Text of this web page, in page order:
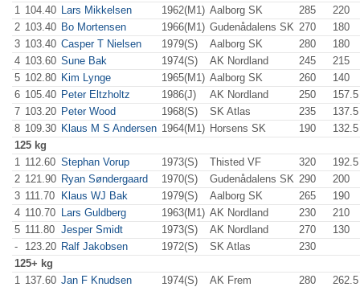
1 104.40 Lars Mikkelsen 1962(M1) Aalborg SK 285 220
2 103.40 Bo Mortensen 1966(M1) Gudenådalens SK 270 180
3 103.40 Casper T Nielsen 1979(S) Aalborg SK 280 180
4 103.60 Sune Bak 1974(S) AK Nordland 245 215
5 102.80 Kim Lynge 1965(M1) Aalborg SK 260 140
6 105.40 Peter Eltzholtz 1986(J) AK Nordland 250
157.5
7 103.20 Peter Wood 1968(S) SK Atlas 235
137.5
8 109.30 Klaus M S Andersen 1964(M1) Horsens SK 190
132.5
125 kg
1 112.60 Stephan Vorup 1973(S) Thisted VF 320
192.5
2 121.90 Ryan Søndergaard 1970(S) Gudenådalens SK 290 200
3 111.70 Klaus WJ Bak 1979(S) Aalborg SK 265 190
4 110.70 Lars Guldberg 1963(M1) AK Nordland 230 210
5 111.80 Jesper Smidt 1973(S) AK Nordland 270 130
-
123.20 Ralf Jakobsen 1972(S) SK Atlas 230
125+ kg
1 137.60 Jan F Knudsen 1974(S) AK Frem 280
262.5